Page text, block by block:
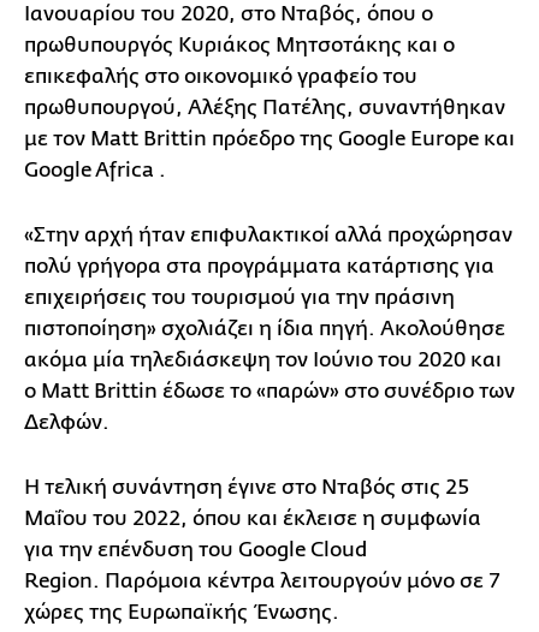
Ιανουαρίου του 2020, στο Νταβός, όπου ο
πρωθυπουργός Κυριάκος Μητσοτάκης και ο
επικεφαλής στο οικονομικό γραφείο του
πρωθυπουργού, Αλέξης Πατέλης, συναντήθηκαν
με τον Matt Brittin πρόεδρο της Google Europe και
Google Africa .
«Στην αρχή ήταν επιφυλακτικοί αλλά προχώρησαν
πολύ γρήγορα στα προγράμματα κατάρτισης για
επιχειρήσεις του τουρισμού για την πράσινη
πιστοποίηση» σχολιάζει η ίδια πηγή. Ακολούθησε
ακόμα μία τηλεδιάσκεψη τον Ιούνιο του 2020 και
ο Matt Brittin έδωσε το «παρών» στο συνέδριο των
Δελφών.
Η τελική συνάντηση έγινε στο Νταβός στις 25
Μαΐου του 2022, όπου και έκλεισε η συμφωνία
για την επένδυση του Google Cloud
Region. Παρόμοια κέντρα λειτουργούν μόνο σε 7
χώρες της Ευρωπαϊκής Ένωσης.